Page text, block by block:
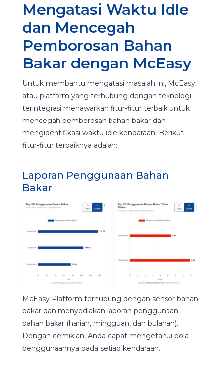
Mengatasi Waktu Idle
dan Mencegah
Pemborosan Bahan
Bakar dengan McEasy
Untuk membantu mengatasi masalah ini, McEasy,
atau platform yang terhubung dengan teknologi
terintegrasi menawarkan fitur-fitur terbaik untuk
mencegah pemborosan bahan bakar dan
mengidentifikasi waktu idle kendaraan. Berikut
fitur-fitur terbaiknya adalah:
Laporan Penggunaan Bahan
Bakar
McEasy Platform terhubung dengan sensor bahan
bakar dan menyediakan laporan penggunaan
bahan bakar (harian, mingguan, dan bulanan).
Dengan demikian, Anda dapat mengetahui pola
penggunaannya pada setiap kendaraan.